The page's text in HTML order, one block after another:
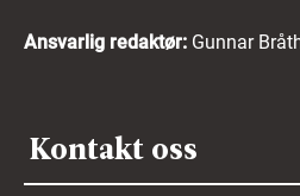
Ansvarlig redaktør: Gunnar
Kontakt oss